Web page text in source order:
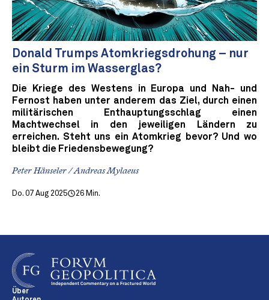
Donald Trumps Atomkriegsdrohung – nur
ein Sturm im Wasserglas?
Die Kriege des Westens in Europa und Nah- und
Fernost haben unter anderem das Ziel, durch einen
militärischen Enthauptungsschlag einen
Machtwechsel in den jeweiligen Ländern zu
erreichen. Steht uns ein Atomkrieg bevor? Und wo
bleibt die Friedensbewegung?
Peter Hänseler / Andreas Mylaeus
Do. 07 Aug 2025 26 Min.
Über